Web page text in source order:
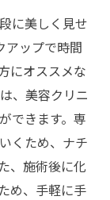
に美しく見せ
アップで時間
にオススメな
、美容クリニ
できます。専
くため、ナチ
、施術後に化
め、手軽に手